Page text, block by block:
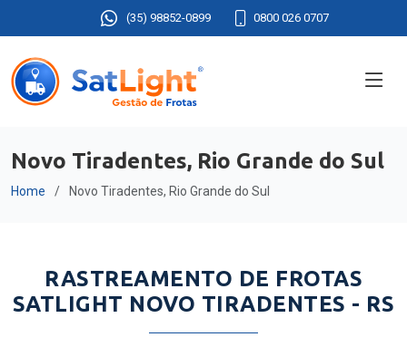
(35) 98852-0899 0800 026 0707
Novo Tiradentes, Rio Grande do Sul
Home Novo Tiradentes, Rio Grande do Sul
RASTREAMENTO DE FROTAS
SATLIGHT NOVO TIRADENTES - RS